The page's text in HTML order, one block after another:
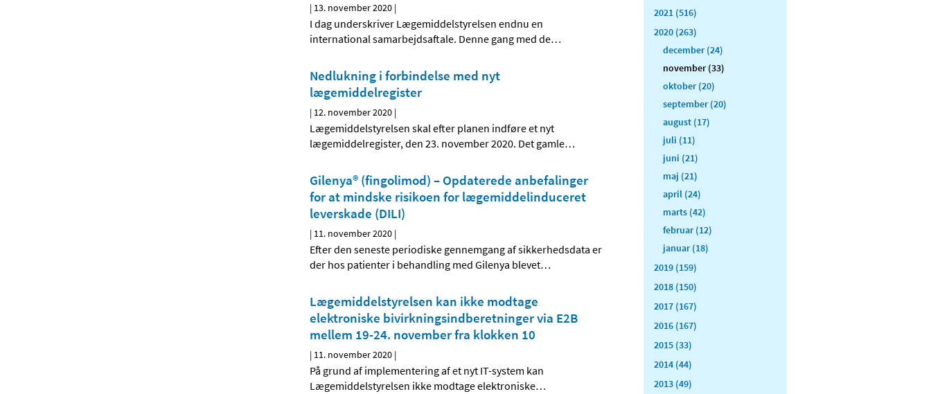
| 13. november 2020 |
I dag underskriver Lægemiddelstyrelsen endnu en
international samarbejdsaftale. Denne gang med de…
Nedlukning i forbindelse med nyt
lægemiddelregister
| 12. november 2020 |
Lægemiddelstyrelsen skal efter planen indføre et nyt
lægemiddelregister, den 23. november 2020. Det gamle…
Gilenya® (fingolimod) – Opdaterede anbefalinger
for at mindske risikoen for lægemiddelinduceret
leverskade (DILI)
| 11. november 2020 |
Efter den seneste periodiske gennemgang af sikkerhedsdata er
der hos patienter i behandling med Gilenya blevet…
Lægemiddelstyrelsen kan ikke modtage
elektroniske bivirkningsindberetninger via E2B
mellem 19-24. november fra klokken 10
| 11. november 2020 |
På grund af implementering af et nyt IT-system kan
Lægemiddelstyrelsen ikke modtage elektroniske…
2021 (516)
2020 (263)
december (24)
november (33)
oktober (20)
september (20)
august (17)
juli (11)
juni (21)
maj (21)
april (24)
marts (42)
februar (12)
januar (18)
2019 (159)
2018 (150)
2017 (167)
2016 (167)
2015 (33)
2014 (44)
2013 (49)